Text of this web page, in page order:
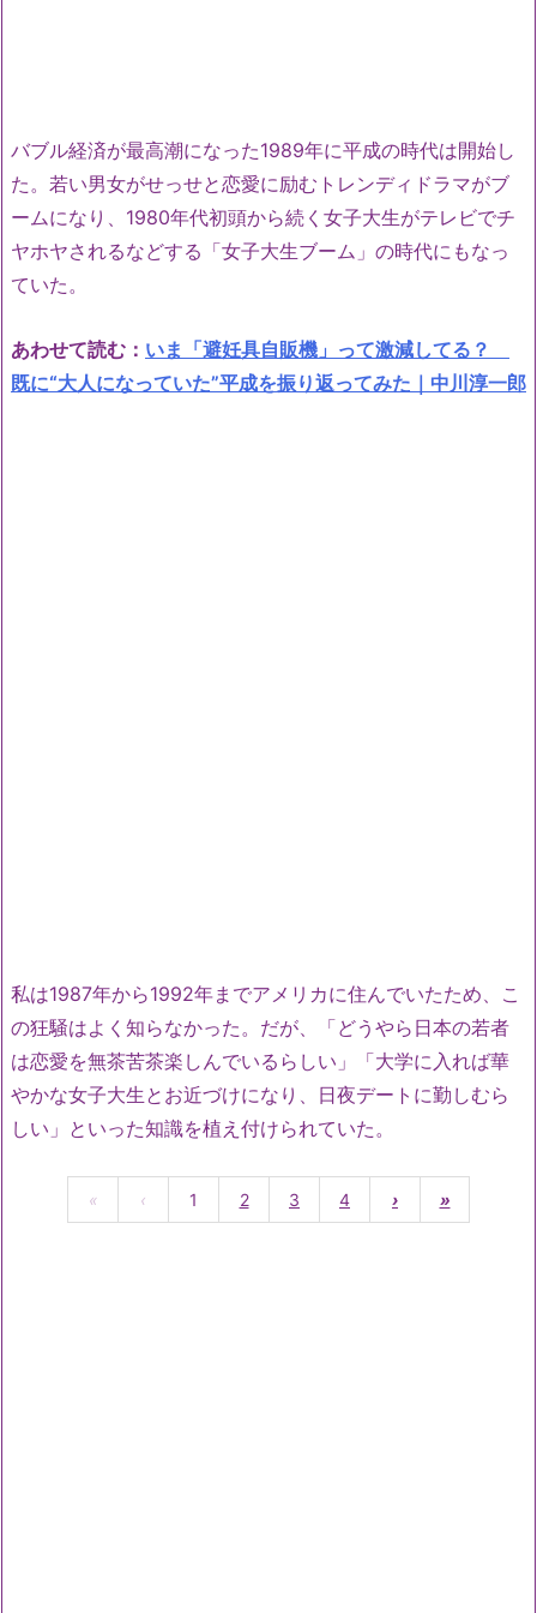
バブル経済が最高潮になった1989年に平成の時代は開始し
た。若い男女がせっせと恋愛に励むトレンディドラマがブ
ームになり、1980年代初頭から続く女子大生がテレビでチ
ヤホヤされるなどする「女子大生ブーム」の時代にもなっ
ていた。
あわせて読む： いま「避妊具自販機」って激減してる？
既に“大人になっていた”平成を振り返ってみた｜中川淳一郎
私は1987年から1992年までアメリカに住んでいたため、こ
の狂騒はよく知らなかった。だが、「どうやら日本の若者
は恋愛を無茶苦茶楽しんでいるらしい」「大学に入れば華
やかな女子大生とお近づけになり、日夜デートに勤しむら
しい」といった知識を植え付けられていた。
« ‹ 1 2 3 4 › »